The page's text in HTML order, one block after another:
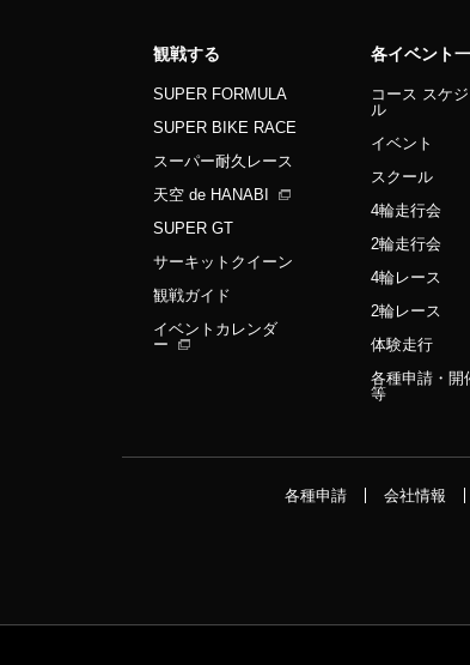
観戦する
SUPER FORMULA
SUPER BIKE RACE
スーパー耐久レース
天空 de HANABI
SUPER GT
サーキットクイーン
観戦ガイド
イベントカレンダ
ー
各イベント
コース スケ
ル
イベント
スクール
4輪走行会
2輪走行会
4輪レース
2輪レース
体験走行
各種申請・開
等
各種申請 会社情報